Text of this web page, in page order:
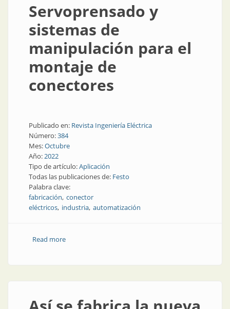
Servoprensado y
sistemas de
manipulación para el
montaje de
conectores
Publicado en: Revista Ingeniería Eléctrica
Número:384
Mes:Octubre
Año:2022
Tipo de artículo:Aplicación
Todas las publicaciones de: Festo
Palabra clave:
fabricación conector
eléctricos industria automatización
Read moreabout Servoprensado y sistemas de manipulación